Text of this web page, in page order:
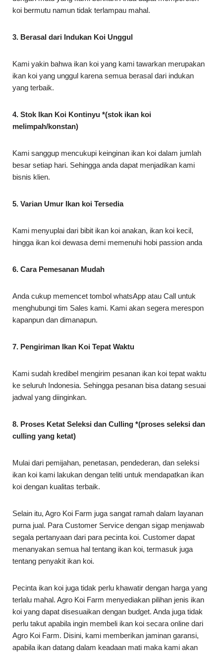
koi bermutu namun tidak terlampau mahal.
3. Berasal dari Indukan Koi Unggul
Kami yakin bahwa ikan koi yang kami tawarkan merupakan
ikan koi yang unggul karena semua berasal dari indukan
yang terbaik.
4. Stok Ikan Koi Kontinyu *(stok ikan koi
melimpah/konstan)
Kami sanggup mencukupi keinginan ikan koi dalam jumlah
besar setiap hari. Sehingga anda dapat menjadikan kami
bisnis klien.
5. Varian Umur Ikan koi Tersedia
Kami menyuplai dari bibit ikan koi anakan, ikan koi kecil,
hingga ikan koi dewasa demi memenuhi hobi passion anda
6. Cara Pemesanan Mudah
Anda cukup memencet tombol whatsApp atau Call untuk
menghubungi tim Sales kami. Kami akan segera merespon
kapanpun dan dimanapun.
7. Pengiriman Ikan Koi Tepat Waktu
Kami sudah kredibel mengirim pesanan ikan koi tepat waktu
ke seluruh Indonesia. Sehingga pesanan bisa datang sesuai
jadwal yang diinginkan.
8. Proses Ketat Seleksi dan Culling *(proses seleksi dan
culling yang ketat)
Mulai dari pemijahan, penetasan, pendederan, dan seleksi
ikan koi kami lakukan dengan teliti untuk mendapatkan ikan
koi dengan kualitas terbaik.
Selain itu, Agro Koi Farm juga sangat ramah dalam layanan
purna jual. Para Customer Service dengan sigap menjawab
segala pertanyaan dari para pecinta koi. Customer dapat
menanyakan semua hal tentang ikan koi, termasuk juga
tentang penyakit ikan koi.
Pecinta ikan koi juga tidak perlu khawatir dengan harga yang
terlalu mahal. Agro Koi Farm menyediakan pilihan jenis ikan
koi yang dapat disesuaikan dengan budget. Anda juga tidak
perlu takut apabila ingin membeli ikan koi secara online dari
Agro Koi Farm. Disini, kami memberikan jaminan garansi,
apabila ikan datang dalam keadaan mati maka kami akan